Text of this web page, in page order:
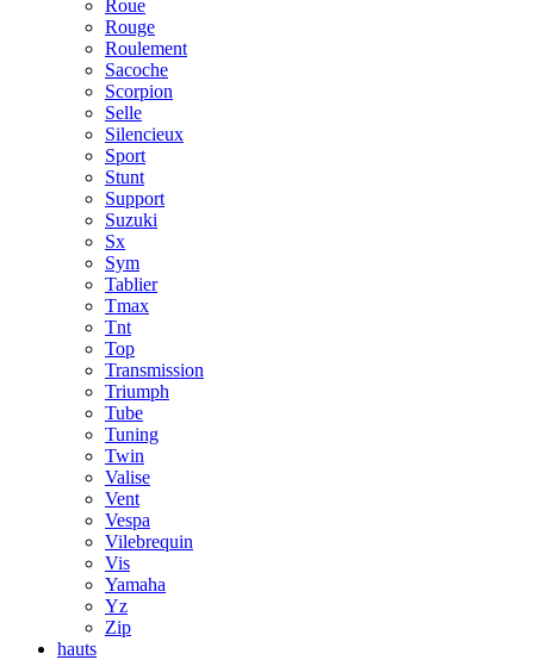
Roue
Rouge
Roulement
Sacoche
Scorpion
Selle
Silencieux
Sport
Stunt
Support
Suzuki
Sx
Sym
Tablier
Tmax
Tnt
Top
Transmission
Triumph
Tube
Tuning
Twin
Valise
Vent
Vespa
Vilebrequin
Vis
Yamaha
Yz
Zip
hauts